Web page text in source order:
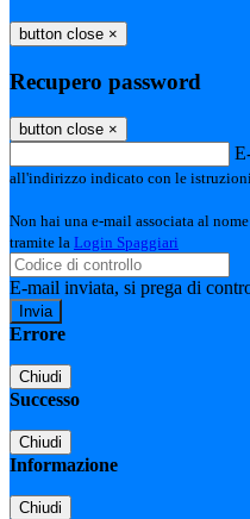
button close ×
Recupero password
button close ×
all'indirizzo indicato con le istruzioni
Non hai una e-mail associata al
tramite la Login Spaggiari
E-mail inviata, si prega di
Errore
Chiudi
Successo
Chiudi
Informazione
Chiudi